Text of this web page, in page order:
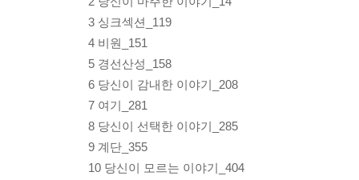
3 싱크섹션_119
4 비원_151
5 경선산성_158
6 당신이 감내한 이야기_208
7 여기_281
8 당신이 선택한 이야기_285
9 계단_355
10 당신이 모르는 이야기_404